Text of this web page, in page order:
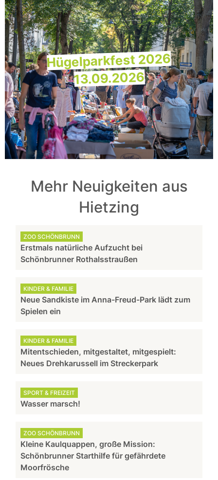
Hügelparkfest 2026
13.09.2026
Mehr Neuigkeiten aus
Hietzing
ZOO SCHÖNBRUNN
Erstmals natürliche Aufzucht bei
Schönbrunner Rothalsstraußen
KINDER & FAMILIE
Neue Sandkiste im Anna-Freud-Park lädt zum
Spielen ein
KINDER & FAMILIE
Mitentschieden, mitgestaltet, mitgespielt:
Neues Drehkarussell im Streckerpark
SPORT & FREIZEIT
Wasser marsch!
ZOO SCHÖNBRUNN
Kleine Kaulquappen, große Mission:
Schönbrunner Starthilfe für gefährdete
Moorfrösche